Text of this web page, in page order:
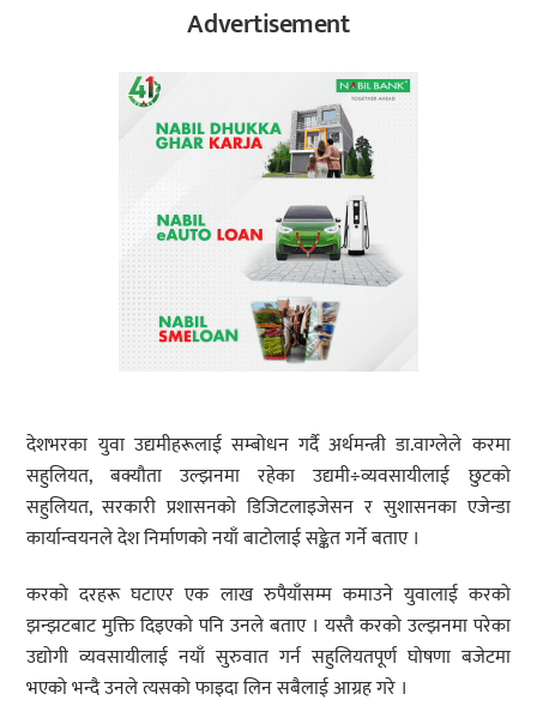
Advertisement
देशभरका युवा उद्यमीहरूलाई सम्बोधन गर्दै अर्थमन्त्री डा.वाग्लेले करमा
सहुलियत, बक्यौता उल्झनमा रहेका उद्यमी÷व्यवसायीलाई छुटको
सहुलियत, सरकारी प्रशासनको डिजिटलाइजेसन र सुशासनका एजेन्डा
कार्यान्वयनले देश निर्माणको नयाँ बाटोलाई सङ्केत गर्ने बताए ।
करको दरहरू घटाएर एक लाख रुपैयाँसम्म कमाउने युवालाई करको
झन्झटबाट मुक्ति दिइएको पनि उनले बताए । यस्तै करको उल्झनमा परेका
उद्योगी व्यवसायीलाई नयाँ सुरुवात गर्न सहुलियतपूर्ण घोषणा बजेटमा
भएको भन्दै उनले त्यसको फाइदा लिन सबैलाई आग्रह गरे ।